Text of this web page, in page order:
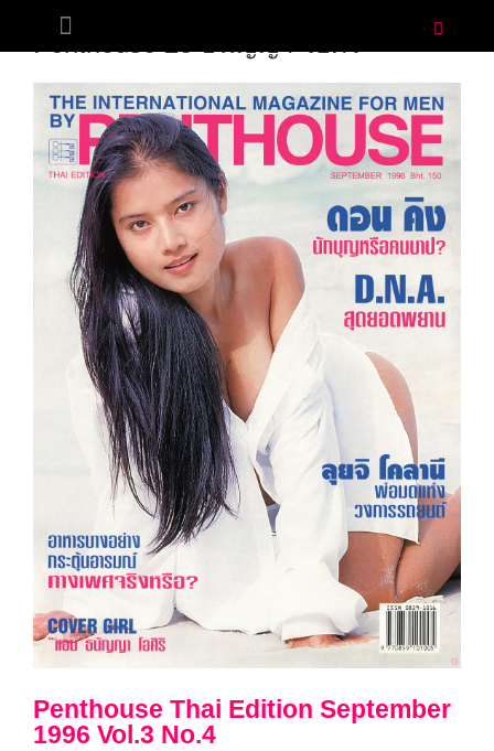
Penthouse 28 ธนัญญา โอศิริ
Penthouse Thai Edition September
1996 Vol.3 No.4